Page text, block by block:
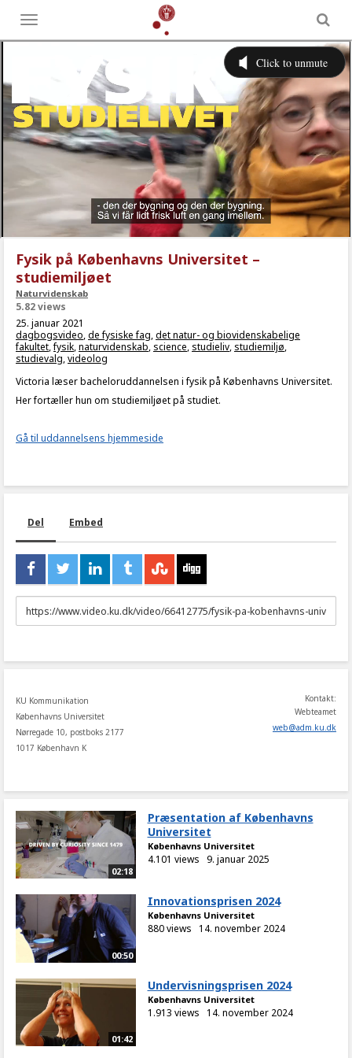
Toggle
menu
Fysik på Københavns Universitet –
studiemiljøet
Naturvidenskab
5.82 views
25. januar 2021
dagbogsvideo,de fysiske fag,det natur- og biovidenskabelige
fakultet,fysik,naturvidenskab, science, studieliv, studiemiljø,
studievalg,videolog
Victoria læser bacheloruddannelsen i fysik på Københavns Universitet.
Her fortæller hun om studiemiljøet på studiet.
Gå til uddannelsens hjemmeside
Del Embed
URL
to
KU Kommunikation
Københavns Universitet
Nørregade 10, postboks 2177
1017 København K
Kontakt:
Webteamet
web@adm.ku.dk
02:18
Præsentation af Københavns
Universitet
Københavns Universitet
4.101 views 9. januar 2025
00:50
Innovationsprisen 2024
Københavns Universitet
880 views 14. november 2024
01:42
Undervisningsprisen 2024
Københavns Universitet
1.913 views 14. november 2024